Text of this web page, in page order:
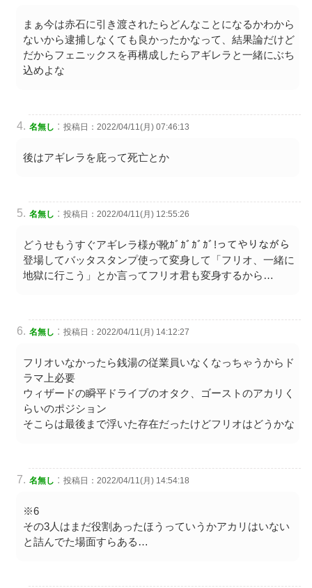
まぁ今は赤石に引き渡されたらどんなことになるかわから
ないから逮捕しなくても良かったかなって、結果論だけど
だからフェニックスを再構成したらアギレラと一緒にぶち
込めよな
名無し : 投稿日：2022/04/11(月) 07:46:13
後はアギレラを庇って死亡とか
名無し : 投稿日：2022/04/11(月) 12:55:26
どうせもうすぐアギレラ様が靴ｶﾞｶﾞｶﾞｶﾞ!ってやりながら
登場してバッタスタンプ使って変身して「フリオ、一緒に
地獄に行こう」とか言ってフリオ君も変身するから…
名無し : 投稿日：2022/04/11(月) 14:12:27
フリオいなかったら銭湯の従業員いなくなっちゃうからド
ラマ上必要
ウィザードの瞬平ドライブのオタク、ゴーストのアカリく
らいのポジション
そこらは最後まで浮いた存在だったけどフリオはどうかな
名無し : 投稿日：2022/04/11(月) 14:54:18
※6
その3人はまだ役割あったほうっていうかアカリはいない
と詰んでた場面すらある…